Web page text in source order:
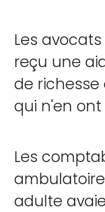
Les
reçu une
de
qui n'en
Les
adulte